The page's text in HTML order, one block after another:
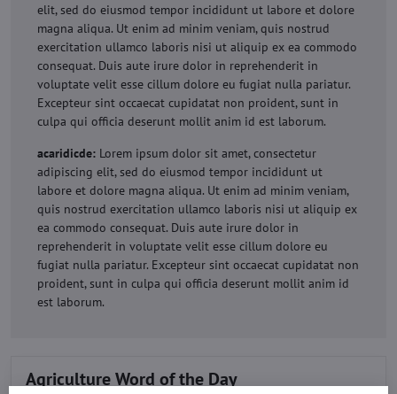
elit, sed do eiusmod tempor incididunt ut labore et dolore
magna aliqua. Ut enim ad minim veniam, quis nostrud
exercitation ullamco laboris nisi ut aliquip ex ea commodo
consequat. Duis aute irure dolor in reprehenderit in
voluptate velit esse cillum dolore eu fugiat nulla pariatur.
Excepteur sint occaecat cupidatat non proident, sunt in
culpa qui officia deserunt mollit anim id est laborum.
acaridicde: Lorem ipsum dolor sit amet, consectetur
adipiscing elit, sed do eiusmod tempor incididunt ut
labore et dolore magna aliqua. Ut enim ad minim veniam,
quis nostrud exercitation ullamco laboris nisi ut aliquip ex
ea commodo consequat. Duis aute irure dolor in
reprehenderit in voluptate velit esse cillum dolore eu
fugiat nulla pariatur. Excepteur sint occaecat cupidatat non
proident, sunt in culpa qui officia deserunt mollit anim id
est laborum.
Agriculture Word of the Day